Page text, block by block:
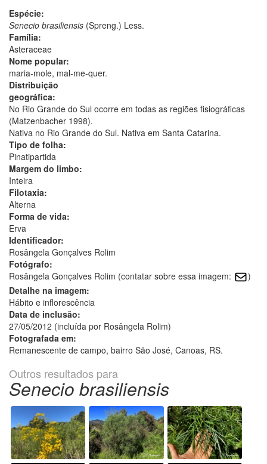
Espécie:
Senecio brasiliensis (Spreng.) Less.
Família:
Asteraceae
Nome popular:
maria-mole, mal-me-quer.
Distribuição
geográfica:
No Rio Grande do Sul ocorre em todas as regiões fisiográficas
(Matzenbacher 1998).
Nativa no Rio Grande do Sul. Nativa em Santa Catarina.
Tipo de folha:
Pinatipartida
Margem do limbo:
Inteira
Filotaxia:
Alterna
Forma de vida:
Erva
Identificador:
Rosângela Gonçalves Rolim
Fotógrafo:
Rosângela Gonçalves Rolim (contatar sobre essa imagem:
)
Detalhe na imagem:
Hábito e inflorescência
Data de inclusão:
27/05/2012 (incluída por Rosângela Rolim)
Fotografada em:
Remanescente de campo, bairro São José, Canoas, RS.
Outros resultados para
Senecio brasiliensis